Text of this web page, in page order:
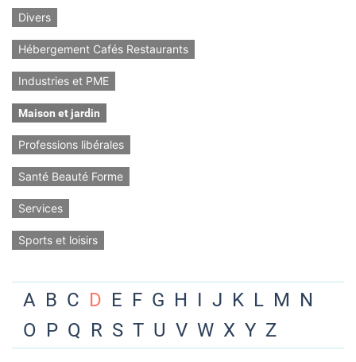
Divers
Hébergement Cafés Restaurants
Industries et PME
Maison et jardin
Professions libérales
Santé Beauté Forme
Services
Sports et loisirs
A B C D E F G H I J K L M N
O P Q R S T U V W X Y Z